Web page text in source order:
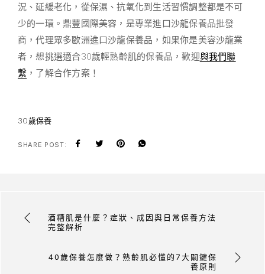
況、延緩老化，從保濕、抗氧化到生活習慣調整都是不可
少的一環。鼎豐國際美容，是專業進口沙龍保養品批發
商，代理眾多歐洲進口沙龍保養品，如果你是美容沙龍業
者，想挑選適合30歲輕熟齡肌的保養品，歡迎與我們聯
繫 ，了解合作方案！
30歲保養
SHARE POST:
酒糟肌是什麼？症狀、成因與日常保養方法
完整解析
40歲保養怎麼做？熟齡肌必懂的7大關鍵保
養原則